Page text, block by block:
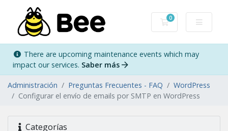
0
Carro de Pedidos
There are upcoming maintenance events which may
impact our services. Saber más
Administración Preguntas Frecuentes - FAQ
WordPress
Configurar el envío de emails por SMTP en WordPress
Categorías